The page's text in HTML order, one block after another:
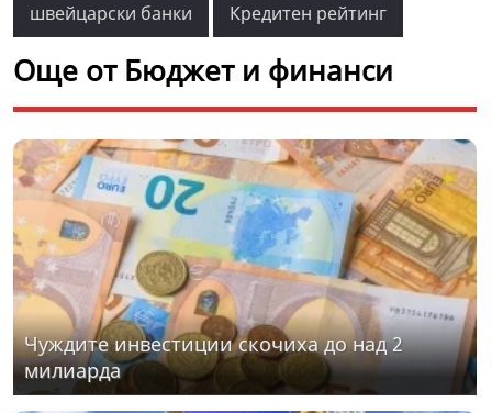
швейцарски банки Кредитен рейтинг
Още от Бюджет и финанси
Чуждите инвестиции скочиха до над 2
милиарда